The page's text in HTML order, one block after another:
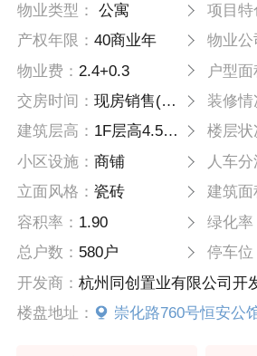
物业类型：
公寓 项目特
产权年限：40商业年 物业公
物业费： 2.4+0.3 户型面
交房时间：现房销售(预计2022年2月底交付) 装修情
建筑层高： 1F层高4.5米，2F层高3.6米，3F层高4.2米 楼层状
小区设施：商铺 人车分
立面风格：瓷砖 建筑面
容积率： 1.90 绿化率
总户数： 580户 停车位
开发商：杭州同创置业有限公司开
楼盘地址：
崇化路760号恒安公